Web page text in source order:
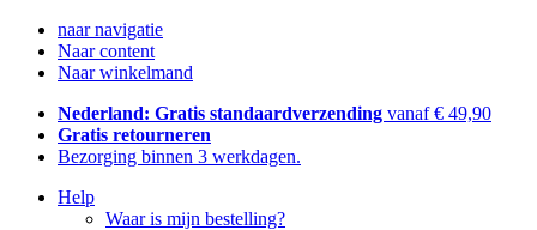
naar navigatie
Naar content
Naar winkelmand
Nederland: Gratis standaardverzending vanaf € 49,90
Gratis retourneren
Bezorging binnen 3 werkdagen.
Help
Waar is mijn bestelling?